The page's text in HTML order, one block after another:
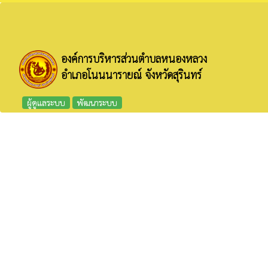
องค์การบริหารส่วนตำบลหนองหลวง
อำเภอโนนนารายณ์ จังหวัดสุรินทร์
ผู้ดูแลระบบ พัฒนาระบบ